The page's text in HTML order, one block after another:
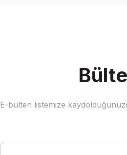
E-bülten listemize